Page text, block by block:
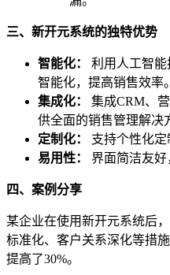
三、新开元系统的独特优势
智能化：
利用人工智
智能化，提高销售效率。
集成化：
集成CRM、
供全面的销售管理解决
定制化：
支持个性化定
易用性：
界面简洁友好
四、案例分享
某企业在使用新开元系统后
标准化、客户关系深化等措
提高了30%。